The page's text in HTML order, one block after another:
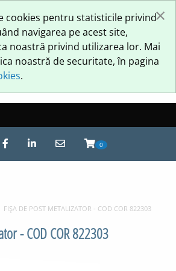
cookies pentru statisticile privind
navigarea pe acest site,
noastră privind utilizarea lor. Mai
noastră de securitate, în pagina
.
×
0
FIŞA DE POST METALIZATOR - COD COR 822303
- COD COR 822303